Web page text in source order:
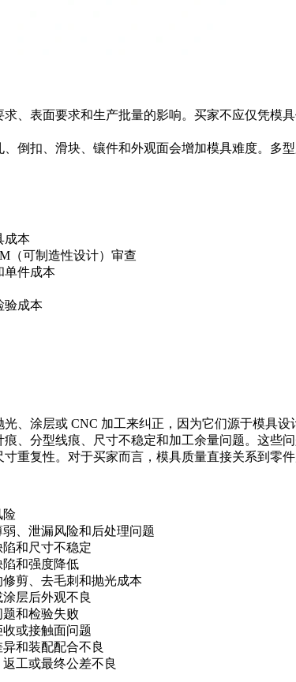
、表面要求和生产批量的影响。买家不应仅凭模
倒扣、滑块、镶件和外观面会增加模具难度。多
成本
（可制造性设计）审查
单件成本
验成本
、涂层或 CNC 加工来纠正，因为它们源于模具
、分型线痕、尺寸不稳定和加工余量问题。这些
重复性。对于买家而言，模具质量直接关系到零件
险
弱、泄漏风险和后处理问题
陷和尺寸不稳定
陷和强度降低
修剪、去毛刺和抛光成本
层后外观不良
题和检验失败
收或接触面问题
和装配配合不良
返工或最终公差不良